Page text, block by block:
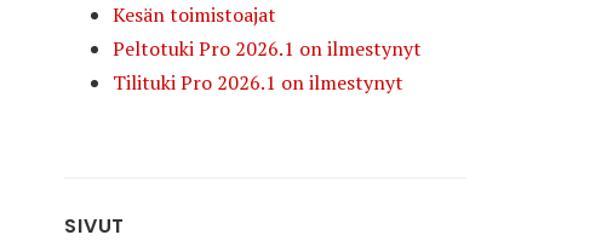
Kesän toimistoajat
Peltotuki Pro 2026.1 on ilmestynyt
Tilituki Pro 2026.1 on ilmestynyt
SIVUT